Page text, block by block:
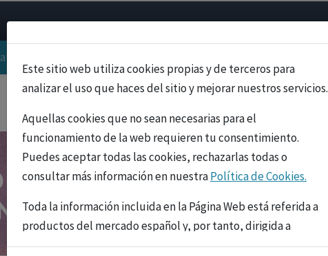
Este sitio web utiliza cookies propias y de terceros para
analizar el uso que haces del sitio y mejorar nuestros servicios.
Aquellas cookies que no sean necesarias para el
funcionamiento de la web requieren tu consentimiento.
Puedes aceptar todas las cookies, rechazarlas todas o
consultar más información en nuestraPolítica de Cookies.
Toda la información incluida en la Página Web está referida a
productos del mercado español y, por tanto, dirigida a
profesionales sanitarios legalmente facultados para